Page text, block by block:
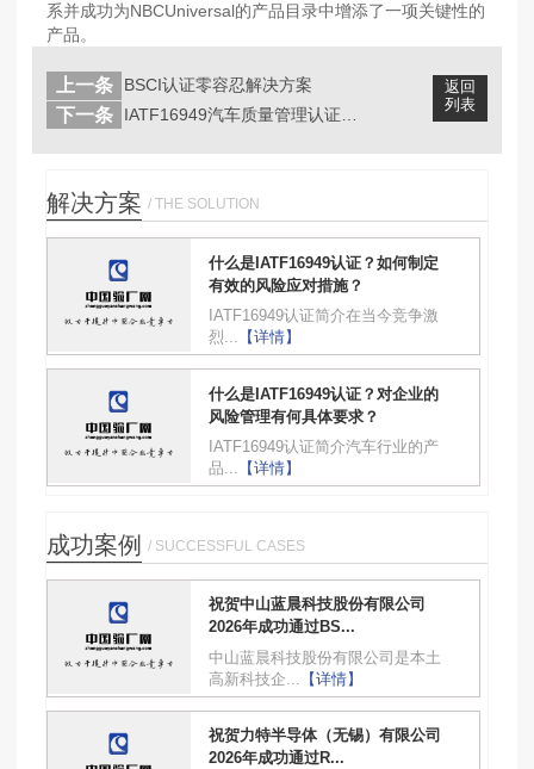
系并成功为NBCUniversal的产品目录中增添了一项关键性的
产品。
返回
列表
上一条 BSCI认证零容忍解决方案
下一条
解决方案 / THE SOLUTION
什么是IATF16949认证？如何制定
有效的风险应对措施？
IATF16949认证简介在当今竞争激
烈...
【详情】
什么是IATF16949认证？对企业的
风险管理有何具体要求？
IATF16949认证简介汽车行业的产
品...
【详情】
成功案例 / SUCCESSFUL CASES
祝贺中山蓝晨科技股份有限公司
2026年成功通过BS...
中山蓝晨科技股份有限公司是本土
高新科技企...
【详情】
祝贺力特半导体（无锡）有限公司
2026年成功通过R...